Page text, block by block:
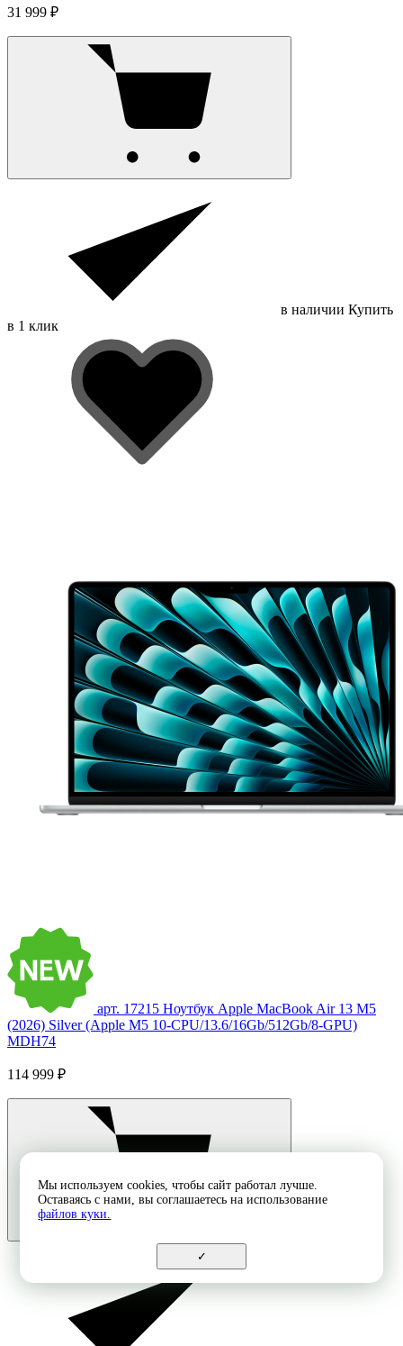
31 999 ₽
в наличии Купить
в 1 клик
арт. 17215 Ноутбук Apple MacBook Air 13 M5
(2026) Silver (Apple M5 10-CPU/13.6/16Gb/512Gb/8-GPU)
MDH74
114 999 ₽
Мы используем cookies, чтобы сайт работал лучше.
Оставаясь с нами, вы соглашаетесь на использование
файлов куки.
✓